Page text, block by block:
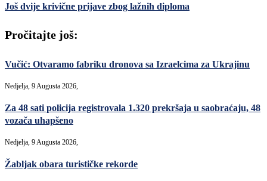
Još dvije krivične prijave zbog lažnih diploma
Pročitajte još:
Vučić: Otvaramo fabriku dronova sa Izraelcima za Ukrajinu
Nedjelja, 9 Augusta 2026,
Za 48 sati policija registrovala 1.320 prekršaja u saobraćaju, 48
vozača uhapšeno
Nedjelja, 9 Augusta 2026,
Žabljak obara turističke rekorde